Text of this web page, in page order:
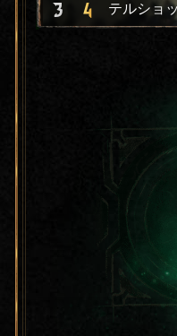
3 4 テルショ